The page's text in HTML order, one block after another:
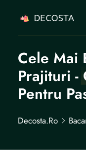
Cele Mai
Prajituri -
Pentru
Decosta.ro